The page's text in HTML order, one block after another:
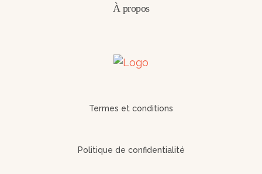
À propos
Termes et conditions
Politique de confidentialité